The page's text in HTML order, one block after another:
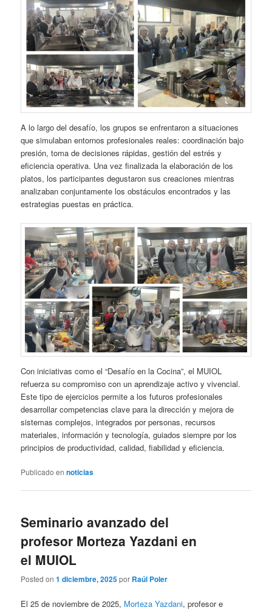
A lo largo del desafío, los grupos se enfrentaron a situaciones
que simulaban entornos profesionales reales: coordinación bajo
presión, toma de decisiones rápidas, gestión del estrés y
eficiencia operativa. Una vez finalizada la elaboración de los
platos, los participantes degustaron sus creaciones mientras
analizaban conjuntamente los obstáculos encontrados y las
estrategias puestas en práctica.
Con iniciativas como el “Desafío en la Cocina”, el MUIOL
refuerza su compromiso con un aprendizaje activo y vivencial.
Este tipo de ejercicios permite a los futuros profesionales
desarrollar competencias clave para la dirección y mejora de
sistemas complejos, integrados por personas, recursos
materiales, información y tecnología, guiados siempre por los
principios de productividad, calidad, fiabilidad y eficiencia.
Publicado en noticias
Seminario avanzado del
profesor Morteza Yazdani en
el MUIOL
Posted on1 diciembre, 2025por Raúl Poler
El 25 de noviembre de 2025, Morteza Yazdani, profesor e